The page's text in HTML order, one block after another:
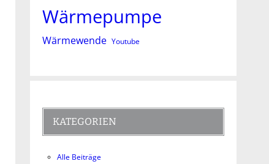
Wärmepumpe
Wärmewende Youtube
KATEGORIEN
Alle Beiträge